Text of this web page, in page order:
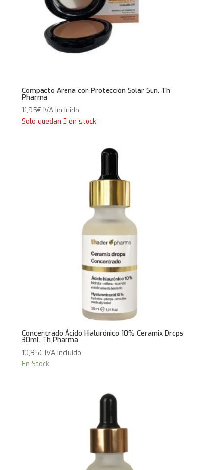
Compacto Arena con Protección Solar Sun. Th
Pharma
11,95€ IVA Incluido
Solo quedan 3 en stock
Concentrado Ácido Hialurónico 10% Ceramix Drops
30ml. Th Pharma
10,95€ IVA Incluido
En Stock